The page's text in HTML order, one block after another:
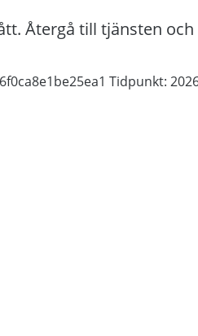
Återgå till tjänsten och
Tidpunkt: